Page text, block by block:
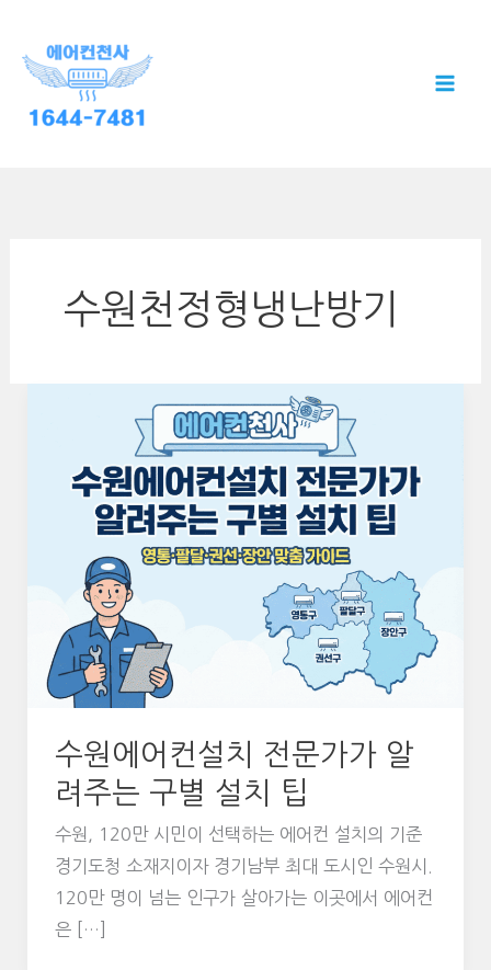
수원천정형냉난방기
수원에어컨설치 전문가가 알
려주는 구별 설치 팁
수원, 120만 시민이 선택하는 에어컨 설치의 기준
경기도청 소재지이자 경기남부 최대 도시인 수원시.
120만 명이 넘는 인구가 살아가는 이곳에서 에어컨
은 […]